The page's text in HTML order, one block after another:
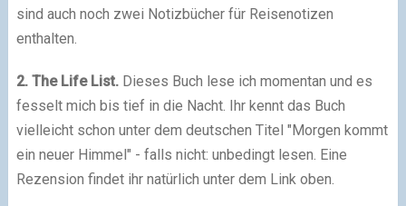
sind auch noch zwei Notizbücher für Reisenotizen
enthalten.
2. The Life List. Dieses Buch lese ich momentan und es
fesselt mich bis tief in die Nacht. Ihr kennt das Buch
vielleicht schon unter dem deutschen Titel "Morgen kommt
ein neuer Himmel" - falls nicht: unbedingt lesen. Eine
Rezension findet ihr natürlich unter dem Link oben.